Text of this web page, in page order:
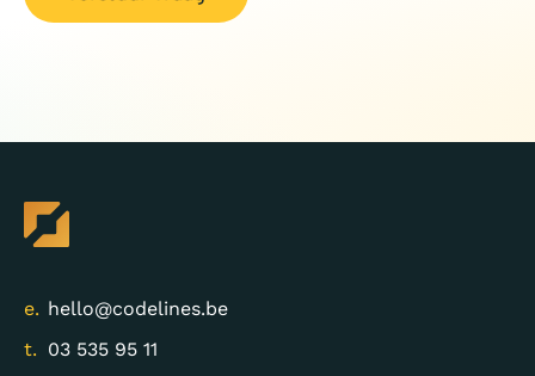
e. hello@codelines.be
t. 03 535 95 11